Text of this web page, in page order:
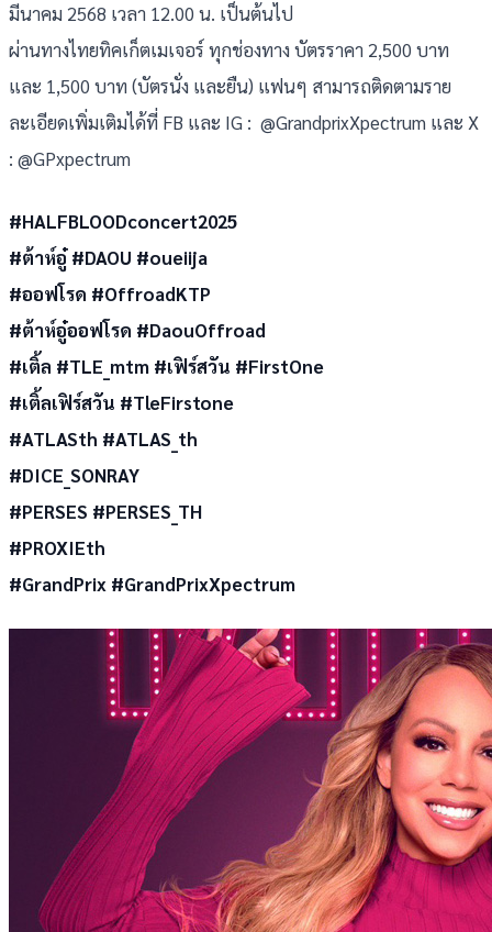
มีนาคม 2568 เวลา 12.00 น. เป็นต้นไป
ผ่านทางไทยทิคเก็ตเมเจอร์ ทุกช่องทาง บัตรราคา 2,500 บาท
และ 1,500 บาท (บัตรนั่ง และยืน) แฟนๆ สามารถติดตามราย
ละเอียดเพิ่มเติมได้ที่ FB และ IG : @GrandprixXpectrum และ X
: @GPxpectrum
#HALFBLOODconcert2025
#ต้าห์อู๋ #DAOU #oueiija
#ออฟโรด #OffroadKTP
#ต้าห์อู๋ออฟโรด #DaouOffroad
#เติ้ล #TLE_mtm #เฟิร์สวัน #FirstOne
#เติ้ลเฟิร์สวัน #TleFirstone
#ATLASth #ATLAS_th
#DICE_SONRAY
#PERSES #PERSES_TH
#PROXIEth
#GrandPrix #GrandPrixXpectrum